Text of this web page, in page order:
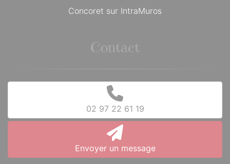
Concoret sur IntraMuros
Contact
02 97 22 61 19
Envoyer un message